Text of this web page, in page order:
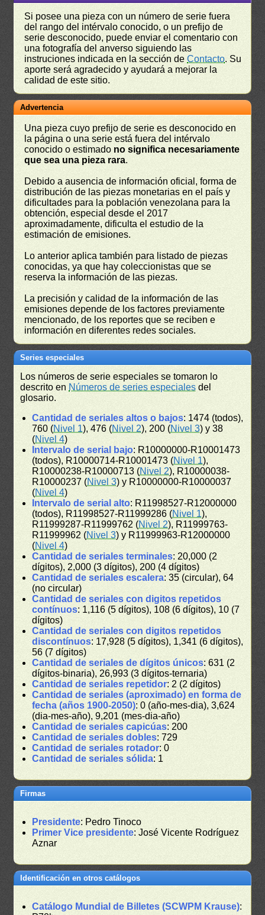
Si posee una pieza con un número de serie fuera
del rango del intérvalo conocido, o un prefijo de
serie desconocido, puede enviar el comentario con
una fotografía del anverso siguiendo las
instruciones indicada en la sección deContacto. Su
aporte será agradecido y ayudará a mejorar la
calidad de este sitio.
Advertencia
Una pieza cuyo prefijo de serie es desconocido en
la página o una serie está fuera del intérvalo
conocido o estimado no significa necesariamente
que sea una pieza rara.
Debido a ausencia de información oficial, forma de
distribución de las piezas monetarias en el país y
dificultades para la población venezolana para la
obtención, especial desde el 2017
aproximadamente, dificulta el estudio de la
estimación de emisiones.
Lo anterior aplica también para listado de piezas
conocidas, ya que hay coleccionistas que se
reserva la información de las piezas.
La precisión y calidad de la información de las
emisiones depende de los factores previamente
mencionado, de los reportes que se reciben e
información en diferentes redes sociales.
Series especiales
Los números de serie especiales se tomaron lo
descrito en Números de series especiales del
glosario.
Cantidad de seriales altos o bajos: 1474 (todos),
760 (Nivel 1), 476 (Nivel 2), 200 (Nivel 3) y 38
(Nivel 4)
Intervalo de serial bajo: R10000000-R10001473
(todos), R10000714-R10001473 (Nivel 1),
R10000238-R10000713 (Nivel 2), R10000038-
R10000237 (Nivel 3) y R10000000-R10000037
(Nivel 4)
Intervalo de serial alto: R11998527-R12000000
(todos), R11998527-R11999286 (Nivel 1),
R11999287-R11999762 (Nivel 2), R11999763-
R11999962 (Nivel 3) y R11999963-R12000000
(Nivel 4)
Cantidad de seriales terminales: 20,000 (2
dígitos), 2,000 (3 dígitos), 200 (4 dígitos)
Cantidad de seriales escalera: 35 (circular), 64
(no circular)
Cantidad de seriales con digitos repetidos
contínuos: 1,116 (5 dígitos), 108 (6 dígitos), 10 (7
dígitos)
Cantidad de seriales con digitos repetidos
discontínuos: 17,928 (5 dígitos), 1,341 (6 dígitos),
56 (7 dígitos)
Cantidad de seriales de dígitos únicos: 631 (2
dígitos-binaria), 26,993 (3 dígitos-ternaria)
Cantidad de seriales repetidor: 2 (2 dígitos)
Cantidad de seriales (aproximado) en forma de
fecha (años 1900-2050): 0 (año-mes-dia), 3,624
(dia-mes-año), 9,201 (mes-dia-año)
Cantidad de seriales capicúas: 200
Cantidad de seriales dobles: 729
Cantidad de seriales rotador: 0
Cantidad de seriales sólida: 1
Firmas
Presidente: Pedro Tinoco
Primer Vice presidente: José Vicente Rodríguez
Aznar
Identificación en otros catálogos
Catálogo Mundial de Billetes (SCWPM Krause):